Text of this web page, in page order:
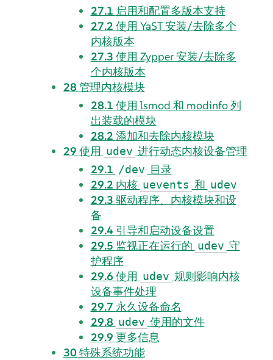
27.1 启用和配置多版本支持
27.2 使用 YaST 安装/去除多个
内核版本
27.3 使用 Zypper 安装/去除多
个内核版本
28 管理内核模块
28.1 使用 lsmod 和 modinfo 列
出装载的模块
28.2 添加和去除内核模块
29 使用 udev 进行动态内核设备管理
29.1 /dev 目录
29.2 内核 uevents 和 udev
29.3 驱动程序、内核模块和设
备
29.4 引导和启动设备设置
29.5 监视正在运行的 udev 守
护程序
29.6 使用 udev 规则影响内核
设备事件处理
29.7 永久设备命名
29.8 udev 使用的文件
29.9 更多信息
30特殊系统功能